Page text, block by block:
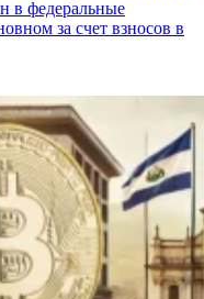
в федеральные
за счет взносов в